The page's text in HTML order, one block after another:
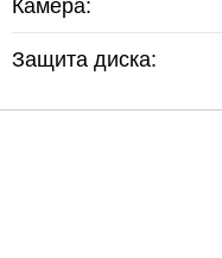
Камера:
Защита диска: